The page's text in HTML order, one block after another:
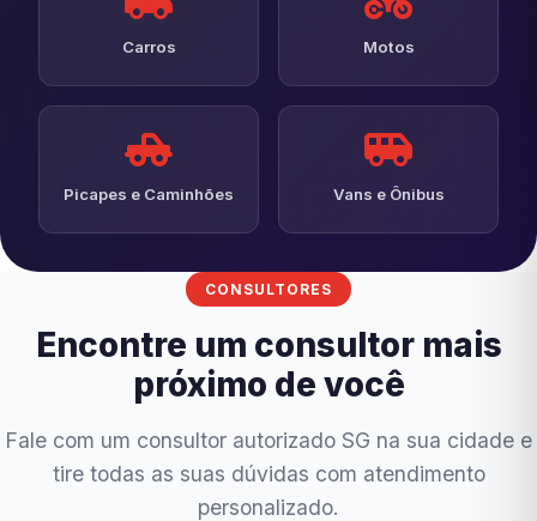
Carros Motos
Picapes e Caminhões Vans e Ônibus
CONSULTORES
Encontre um consultor mais
próximo de você
Fale com um consultor autorizado SG na sua cidade e
tire todas as suas dúvidas com atendimento
personalizado.